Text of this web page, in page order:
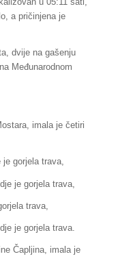
a pričinjena je
dvije na gašenju
Međunarodnom
imala je četiri
gorjela trava,
je gorjela trava,
trava,
je gorjela trava.
Čapljina, imala je